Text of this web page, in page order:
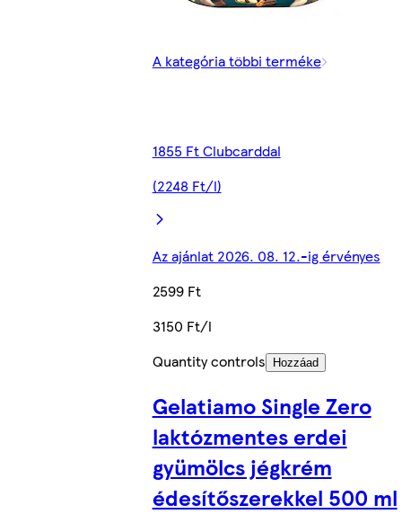
A kategória többi terméke
1855 Ft Clubcarddal
(2248 Ft/l)
Az ajánlat 2026. 08. 12.-ig érvényes
2599 Ft
3150 Ft/l
Quantity controls
Hozzáad
Gelatiamo Single Zero
laktózmentes erdei
gyümölcs jégkrém
édesítőszerekkel 500 ml